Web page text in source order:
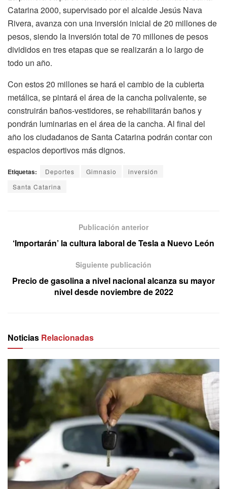
Catarina 2000, supervisado por el alcalde Jesús Nava
Rivera, avanza con una inversión inicial de 20 millones de
pesos, siendo la inversión total de 70 millones de pesos
divididos en tres etapas que se realizarán a lo largo de
todo un año.
Con estos 20 millones se hará el cambio de la cubierta
metálica, se pintará el área de la cancha polivalente, se
construirán baños-vestidores, se rehabilitarán baños y
pondrán luminarias en el área de la cancha. Al final del
año los ciudadanos de Santa Catarina podrán contar con
espacios deportivos más dignos.
Etiquetas: Deportes Gimnasio
inversión
Santa Catarina
Publicación anterior
‘Importarán’ la cultura laboral de Tesla a Nuevo León
Siguiente publicación
Precio de gasolina a nivel nacional alcanza su mayor
nivel desde noviembre de 2022
Noticias Relacionadas